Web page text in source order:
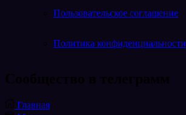
Пользовательское соглашение
Политика конфиденциальности
Telegram
Главная